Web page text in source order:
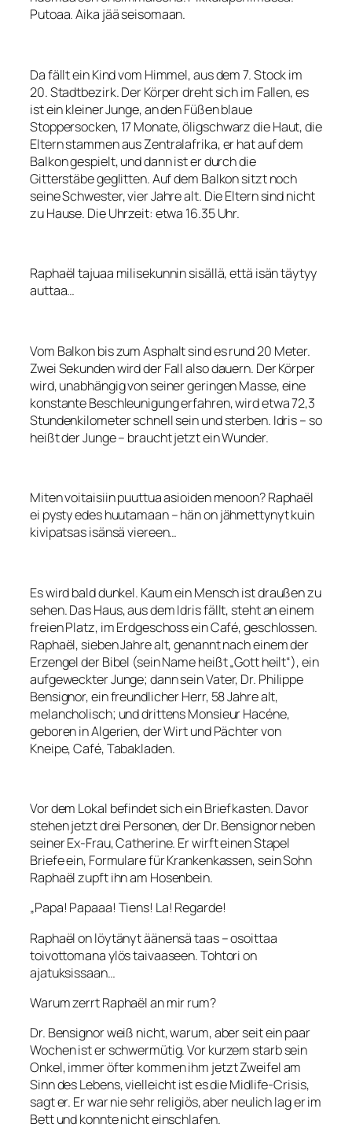
Putoaa. Aika jää seisomaan.
Da fällt ein Kind vom Himmel, aus dem 7. Stock im
20. Stadtbezirk. Der Körper dreht sich im Fallen, es
ist ein kleiner Junge, an den Füßen blaue
Stoppersocken, 17 Monate, öligschwarz die Haut, die
Eltern stammen aus Zentralafrika, er hat auf dem
Balkon gespielt, und dann ist er durch die
Gitterstäbe geglitten. Auf dem Balkon sitzt noch
seine Schwester, vier Jahre alt. Die Eltern sind nicht
zu Hause. Die Uhrzeit: etwa 16.35 Uhr.
Raphaël tajuaa milisekunnin sisällä, että isän täytyy
auttaa…
Vom Balkon bis zum Asphalt sind es rund 20 Meter.
Zwei Sekunden wird der Fall also dauern. Der Körper
wird, unabhängig von seiner geringen Masse, eine
konstante Beschleunigung erfahren, wird etwa 72,3
Stundenkilometer schnell sein und sterben. Idris – so
heißt der Junge – braucht jetzt ein Wunder.
Miten voitaisiin puuttua asioiden menoon? Raphaël
ei pysty edes huutamaan – hän on jähmettynyt kuin
kivipatsas isänsä viereen…
Es wird bald dunkel. Kaum ein Mensch ist draußen zu
sehen. Das Haus, aus dem Idris fällt, steht an einem
freien Platz, im Erdgeschoss ein Café, geschlossen.
Raphaël, sieben Jahre alt, genannt nach einem der
Erzengel der Bibel (sein Name heißt „Gott heilt“), ein
aufgeweckter Junge; dann sein Vater, Dr. Philippe
Bensignor, ein freundlicher Herr, 58 Jahre alt,
melancholisch; und drittens Monsieur Hacéne,
geboren in Algerien, der Wirt und Pächter von
Kneipe, Café, Tabakladen.
Vor dem Lokal befindet sich ein Briefkasten. Davor
stehen jetzt drei Personen, der Dr. Bensignor neben
seiner Ex-Frau, Catherine. Er wirft einen Stapel
Briefe ein, Formulare für Krankenkassen, sein Sohn
Raphaël zupft ihn am Hosenbein.
„Papa! Papaaa! Tiens! La! Regarde!
Raphaël on löytänyt äänensä taas – osoittaa
toivottomana ylös taivaaseen. Tohtori on
ajatuksissaan…
Warum zerrt Raphaël an mir rum?
Dr. Bensignor weiß nicht, warum, aber seit ein paar
Wochen ist er schwermütig. Vor kurzem starb sein
Onkel, immer öfter kommen ihm jetzt Zweifel am
Sinn des Lebens, vielleicht ist es die Midlife-Crisis,
sagt er. Er war nie sehr religiös, aber neulich lag er im
Bett und konnte nicht einschlafen.